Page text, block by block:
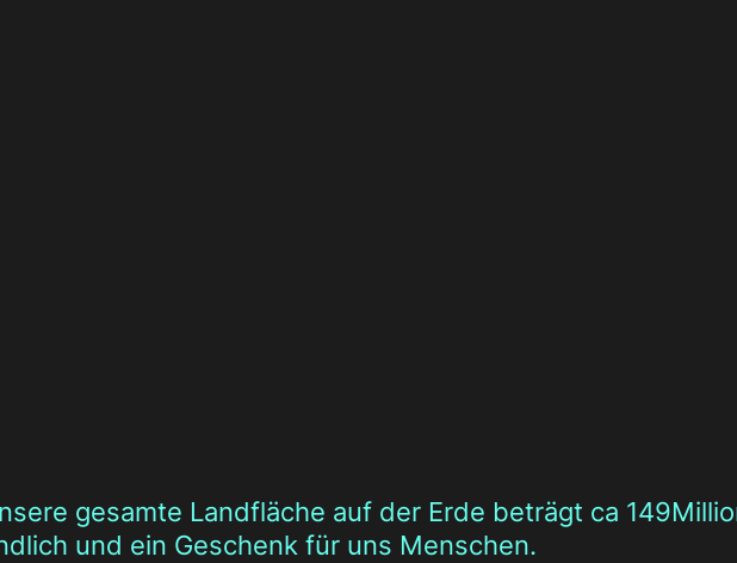
gesamte Landfläche auf der Erde beträgt ca
und ein Geschenk für uns Menschen.